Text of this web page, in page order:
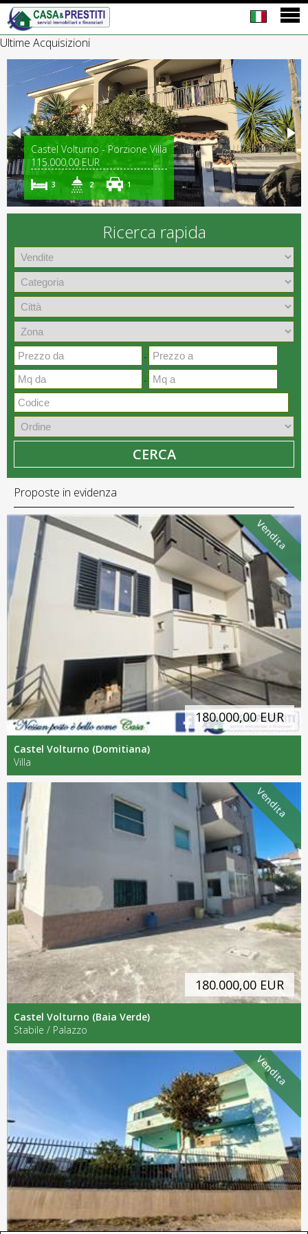
Ultime Acquisizioni
Castel Volturno - Porzione Villa
115.000,00 EUR
3 2 1
Ricerca rapida
-
-
CERCA
Proposte in evidenza
Vendita
180.000,00 EUR
Castel Volturno (Domitiana)
Villa
Vendita
180.000,00 EUR
Castel Volturno (Baia Verde)
Stabile / Palazzo
Vendita